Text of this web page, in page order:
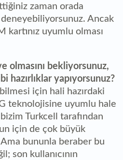
zaman orada
Ancak
uyumlu olması
olmasını bekliyorsunuz,
hazırlıklar yapıyorsunuz?
için hali hazırdaki
teknolojisine uyumlu hale
Turkcell tarafından
için de çok büyük
Ama bununla beraber bu
son kullanıcının